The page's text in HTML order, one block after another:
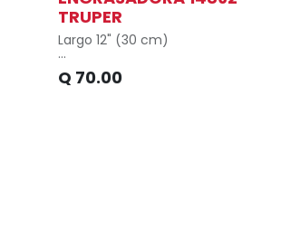
TRUPER
Largo 12" (30 cm)
psi
Q 70.00